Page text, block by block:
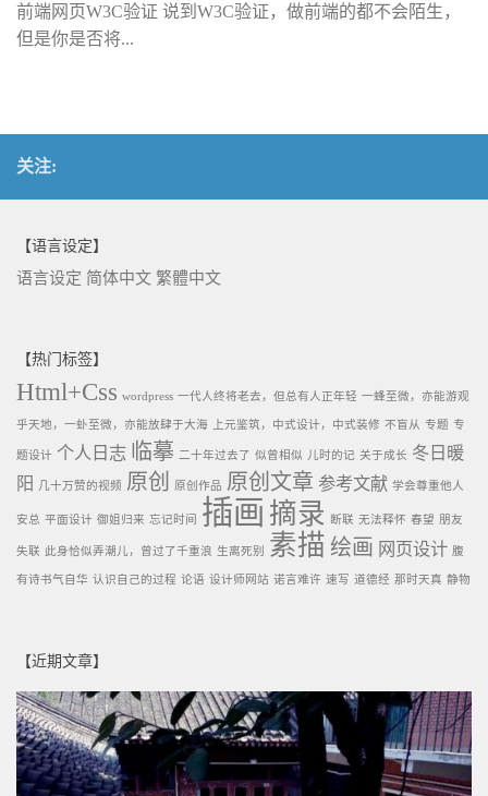
前端网页W3C验证 说到W3C验证，做前端的都不会陌生，
但是你是否将...
关注:
【语言设定】
语言设定 简体中文 繁體中文
【热门标签】
Html+Css wordpress 一代人终将老去，但总有人正年轻 一蜂至微，亦能游观
乎天地，一虲至微，亦能放肆于大海 上元鉴筑，中式设计，中式装修 不盲从 专题 专
题设计 个人日志 临摹 二十年过去了 似曾相似 儿时的记 关于成长 冬日暖
阳
几十万赞的视频 原创 原创作品 原创文章 参考文献 学会尊重他人
安总 平面设计 御姐归来 忘记时间 插画 摘录 断联 无法释怀 春望 朋友
失联 此身恰似弄潮儿，曾过了千重浪 生离死别 素描 绘画 网页设计 腹
有诗书气自华 认识自己的过程 论语 设计师网站 诺言难许 速写 道德经 那时天真 静物
【近期文章】